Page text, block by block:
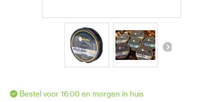
Bestel voor 16:00 en morgen in huis